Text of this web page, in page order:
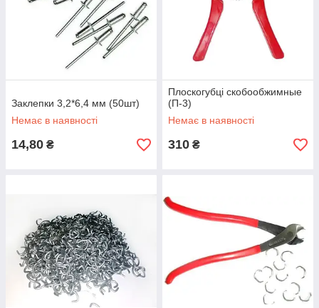
Заклепки 3,2*6,4 мм (50шт)
Немає в наявності
14,80 ₴
Плоскогубці скобообжимные
(П-3)
Немає в наявності
310 ₴